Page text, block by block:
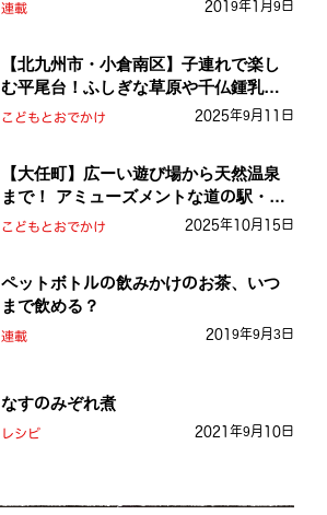
連載 2019年1月9日
【北九州市・小倉南区】子連れで楽し
む平尾台！ふしぎな草原や千仏鍾乳洞
を探検しよう！
こどもとおでかけ 2025年9月11日
【大任町】広ーい遊び場から天然温泉
まで！ アミューズメントな道の駅・お
おとう桜街道
こどもとおでかけ 2025年10月15日
ペットボトルの飲みかけのお茶、いつ
まで飲める？
連載 2019年9月3日
なすのみぞれ煮
レシピ 2021年9月10日